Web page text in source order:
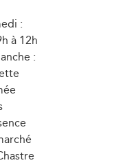
:
à 12h
: